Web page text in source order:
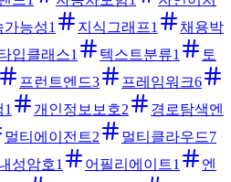
가능성1 지식그래프1
채용박
입클래스1 텍스트분류1
토
프런트엔드3 프레임워크6
1 개인정보보호2
경로탐색엔
멀티에이전트2 멀티클라우드7
성암호1 어필리에이트1
엔